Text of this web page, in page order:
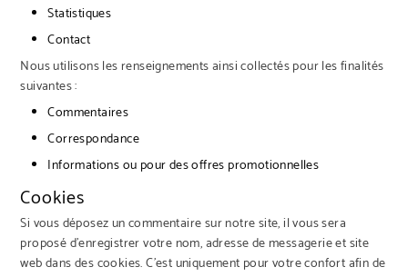
Statistiques
Contact
Nous utilisons les renseignements ainsi collectés pour les finalités
suivantes :
Commentaires
Correspondance
Informations ou pour des offres promotionnelles
Cookies
Si vous déposez un commentaire sur notre site, il vous sera
proposé d’enregistrer votre nom, adresse de messagerie et site
web dans des cookies. C’est uniquement pour votre confort afin de